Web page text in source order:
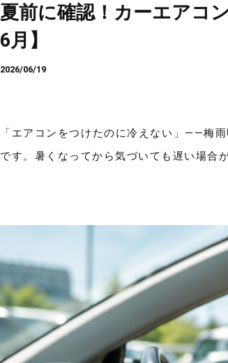
夏前に確認！カーエアコ
6月】
2026/06/19
「エアコンをつけたのに冷えない」——梅
です。暑くなってから気づいても遅い場合